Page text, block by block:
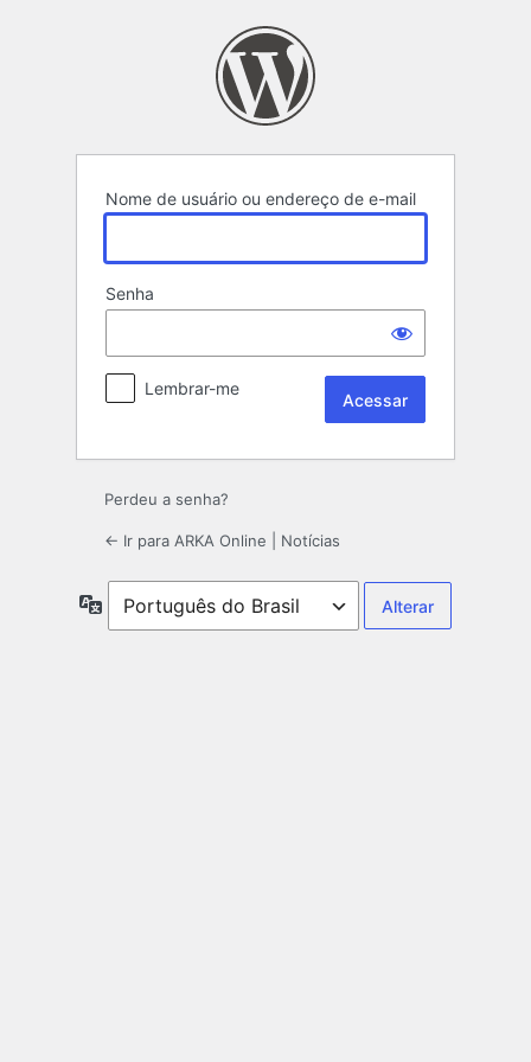
Nome de usuário ou endereço de e-mail
Senha
Lembrar-me
Perdeu a senha?
← Ir para ARKA Online | Notícias
Idioma